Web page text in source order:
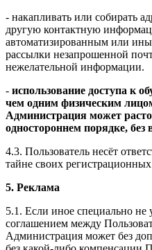
- накапливать или собирать
другую контактную
автоматизированным или
рассылки незапрошенной
нежелательной информации.
- использование доступа к
чем одним физическим
Администрация может
одностороннем порядке,
4.3. Пользователь несёт
тайне своих
5. Реклама
5.1. Если иное специально не
соглашением между
Администрация может без